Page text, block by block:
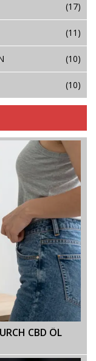
(17)
(11)
(10)
(10)
CBD ÖL